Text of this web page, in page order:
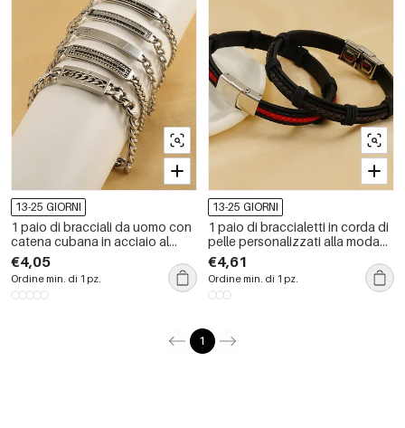
13-25 GIORNI
1 paio di bracciali da uomo con
catena cubana in acciaio al
titanio transfrontaliero, design di
nicchia di alta qualità, gioielli
con catena NK, bracciale unisex
da uomo e da donna
€4,05
Ordine min. di 1 pz.
13-25 GIORNI
1 paio di braccialetti in corda di
pelle personalizzati alla moda
retrò da uomo, stile freddo, in
pelle intrecciata, braccialetti da
donna, unisex, da uomo
€4,61
Ordine min. di 1 pz.
1